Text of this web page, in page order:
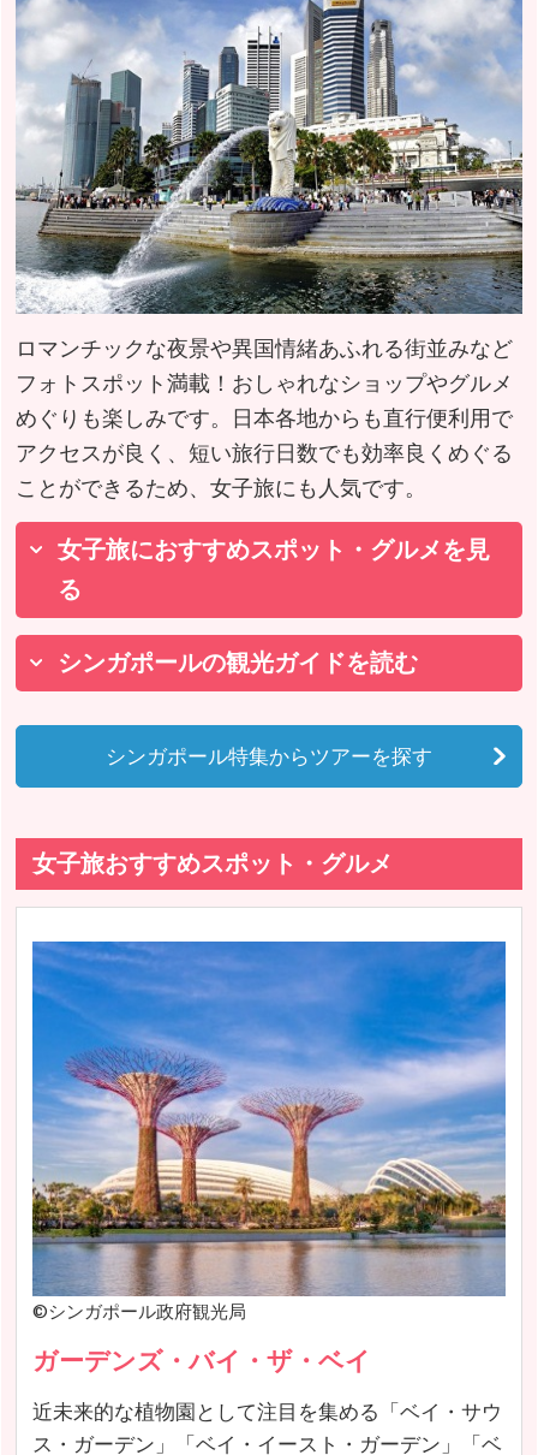
ロマンチックな夜景や異国情緒あふれる街並みなど
フォトスポット満載！おしゃれなショップやグルメ
めぐりも楽しみです。日本各地からも直行便利用で
アクセスが良く、短い旅行日数でも効率良くめぐる
ことができるため、女子旅にも人気です。
女子旅におすすめスポット・グルメを見
る
シンガポールの観光ガイドを読む
シンガポール特集からツアーを探す
女子旅おすすめスポット・グルメ
©シンガポール政府観光局
ガーデンズ・バイ・ザ・ベイ
近未来的な植物園として注目を集める「ベイ・サウ
ス・ガーデン」「ベイ・イースト・ガーデン」「ベ